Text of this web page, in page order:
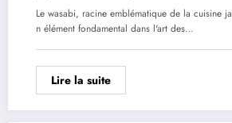
Le wasabi, racine emblématique de la cuisine
n élément fondamental dans l'art des…
Lire la suite